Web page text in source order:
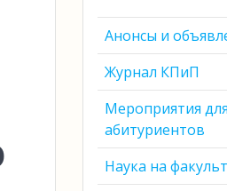
Анонсы и
Журнал КПиП
Мероприятия для
абитуриентов
Наука на